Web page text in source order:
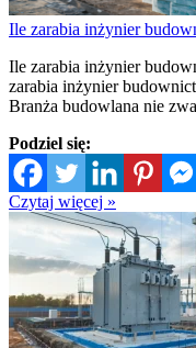
Ile zarabia inżynier
Ile zarabia inżynier
zarabia inżynier
Branża budowlana nie
Podziel się:
Czytaj więcej »